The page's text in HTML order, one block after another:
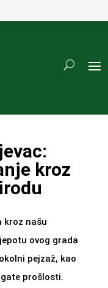
kroz
kroz našu
ovog grada
pejzaž, kao
prošlosti.